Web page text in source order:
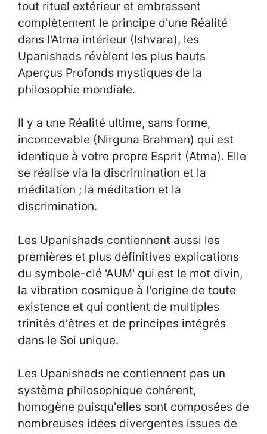
tout rituel extérieur et embrassent
complètement le principe d'une Réalité
dans l'Atma intérieur (Ishvara), les
Upanishads révèlent les plus hauts
Aperçus Profonds mystiques de la
philosophie mondiale.
Il y a une Réalité ultime, sans forme,
inconcevable (Nirguna Brahman) qui est
identique à votre propre Esprit (Atma). Elle
se réalise via la discrimination et la
méditation ; la méditation et la
discrimination.
Les Upanishads contiennent aussi les
premières et plus définitives explications
du symbole-clé 'AUM' qui est le mot divin,
la vibration cosmique à l'origine de toute
existence et qui contient de multiples
trinités d'êtres et de principes intégrés
dans le Soi unique.
Les Upanishads ne contiennent pas un
système philosophique cohérent,
homogène puisqu'elles sont composées de
nombreuses idées divergentes issues de